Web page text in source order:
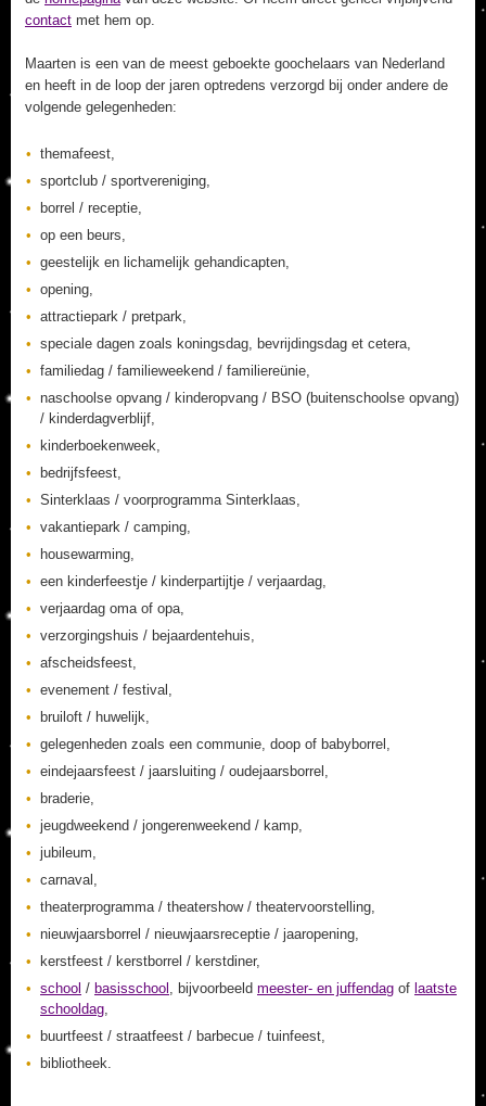
contact met hem op.
Maarten is een van de meest geboekte goochelaars van Nederland
en heeft in de loop der jaren optredens verzorgd bij onder andere de
volgende gelegenheden:
themafeest,
sportclub / sportvereniging,
borrel / receptie,
op een beurs,
geestelijk en lichamelijk gehandicapten,
opening,
attractiepark / pretpark,
speciale dagen zoals koningsdag, bevrijdingsdag et cetera,
familiedag / familieweekend / familiereünie,
naschoolse opvang / kinderopvang / BSO (buitenschoolse opvang)
/ kinderdagverblijf,
kinderboekenweek,
bedrijfsfeest,
Sinterklaas / voorprogramma Sinterklaas,
vakantiepark / camping,
housewarming,
een kinderfeestje / kinderpartijtje / verjaardag,
verjaardag oma of opa,
verzorgingshuis / bejaardentehuis,
afscheidsfeest,
evenement / festival,
bruiloft / huwelijk,
gelegenheden zoals een communie, doop of babyborrel,
eindejaarsfeest / jaarsluiting / oudejaarsborrel,
braderie,
jeugdweekend / jongerenweekend / kamp,
jubileum,
carnaval,
theaterprogramma / theatershow / theatervoorstelling,
nieuwjaarsborrel / nieuwjaarsreceptie / jaaropening,
kerstfeest / kerstborrel / kerstdiner,
school / basisschool , bijvoorbeeld meester- en juffendag of laatste
schooldag,
buurtfeest / straatfeest / barbecue / tuinfeest,
bibliotheek.